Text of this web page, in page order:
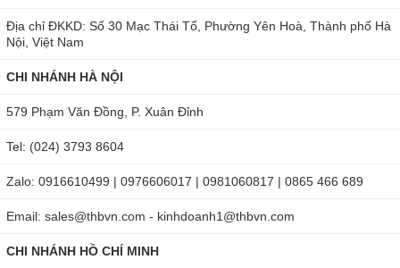
Địa chỉ ĐKKD: Số 30 Mạc Thái Tổ, Phường Yên Hoà, Thành phố Hà
Nội, Việt Nam
CHI NHÁNH HÀ NỘI
579 Phạm Văn Đồng, P. Xuân Đỉnh
Tel: (024) 3793 8604
Zalo: 0916610499 | 0976606017 | 0981060817 | 0865 466 689
Email: sales@thbvn.com - kinhdoanh1@thbvn.com
CHI NHÁNH HỒ CHÍ MINH